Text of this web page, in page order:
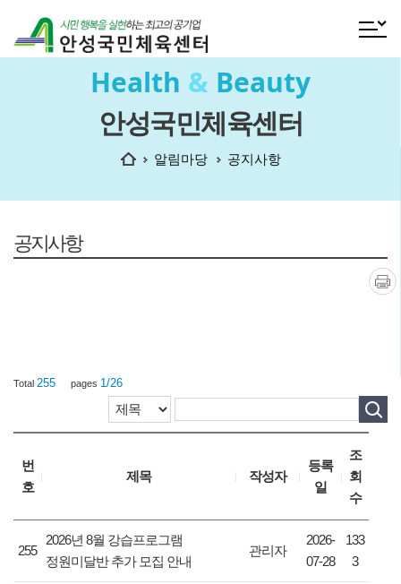
전체메
Health & Beauty
안성국민체육센터
홈 알림마당 공지사항
공지사항
인쇄
Total 255 pages 1/26
번
호
제목 작성자
등록
일
조
회
수
255
2026년 8월 강습프로그램
정원미달반 추가 모집 안내
관리자
2026-
07-28
133
3